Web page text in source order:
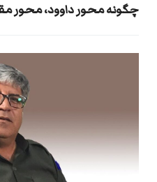
چگونه محور داوود، محور